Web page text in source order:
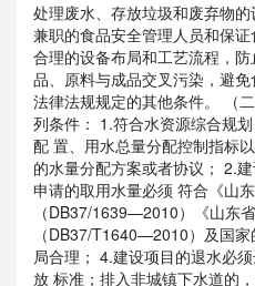
处理废水、存放垃圾和废弃物
兼职的食品安全管理人员和保
合理的设备布局和工艺流程，
品、原料与成品交叉污染，避
法律法规规定的其他条件。 （
列条件： 1.符合水资源综合规
配 置、用水总量分配控制指标
的水量分配方案或者协议； 2.
申请的取用水量必须 符合《山
（DB37/1639—2010）《山东
（DB37/T1640—2010）及国
局合理； 4.建设项目的退水必
放 标准；排入非城镇下水道的